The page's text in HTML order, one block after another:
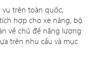
vụ trên toàn quốc,
hợp cho xe nâng, bộ
về chủ đề năng lượng
trên nhu cầu và mục